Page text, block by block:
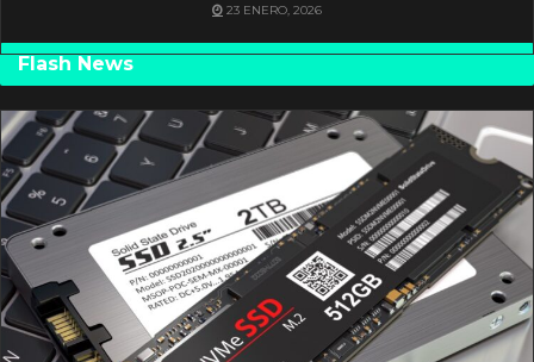
23 ENERO, 2026
Flash News